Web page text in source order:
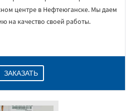
центре в Нефтеюганске. Мы даем
на качество своей работы.
ЗАКАЗАТЬ